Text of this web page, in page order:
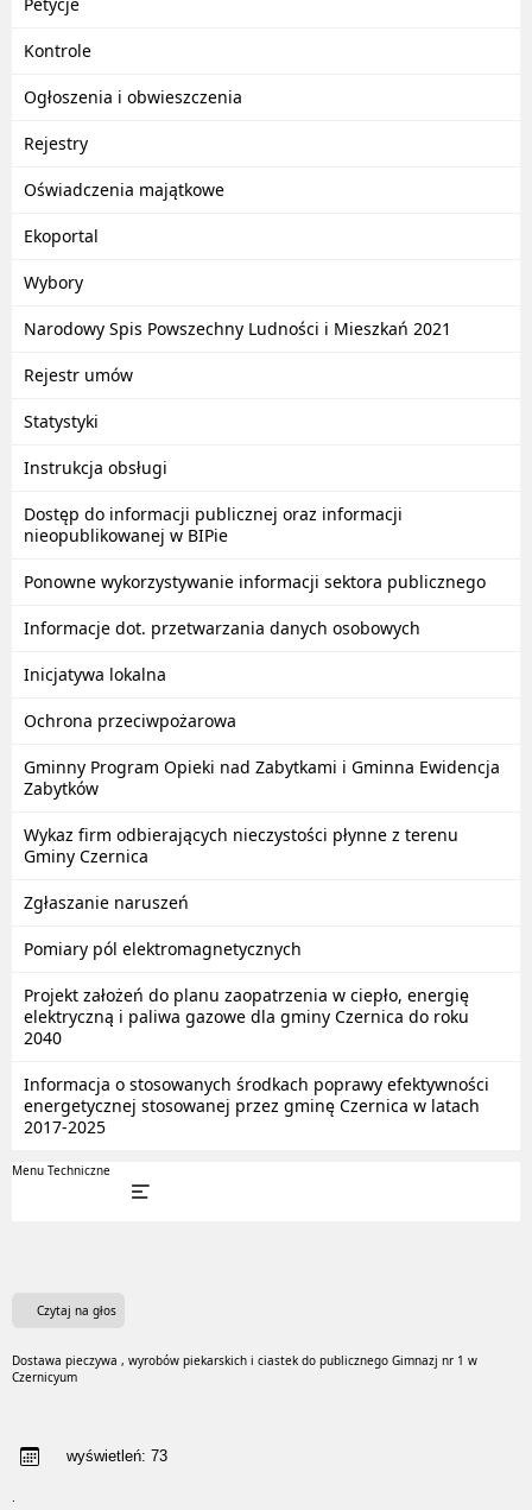
Kontrole
Ogłoszenia i obwieszczenia
Rejestry
Oświadczenia majątkowe
Ekoportal
Wybory
Narodowy Spis Powszechny Ludności i Mieszkań 2021
Rejestr umów
Statystyki
Instrukcja obsługi
Dostęp do informacji publicznej oraz informacji
nieopublikowanej w BIPie
Ponowne wykorzystywanie informacji sektora publicznego
Informacje dot. przetwarzania danych osobowych
Inicjatywa lokalna
Ochrona przeciwpożarowa
Gminny Program Opieki nad Zabytkami i Gminna Ewidencja
Zabytków
Wykaz firm odbierających nieczystości płynne z terenu
Gminy Czernica
Zgłaszanie naruszeń
Pomiary pól elektromagnetycznych
Projekt założeń do planu zaopatrzenia w ciepło, energię
elektryczną i paliwa gazowe dla gminy Czernica do roku
2040
Informacja o stosowanych środkach poprawy efektywności
energetycznej stosowanej przez gminę Czernica w latach
2017-2025
Menu Techniczne
Czytaj na głos
Dostawa pieczywa , wyrobów piekarskich i ciastek do publicznego Gimnazj nr 1 w
Czernicyum
wyświetleń: 73